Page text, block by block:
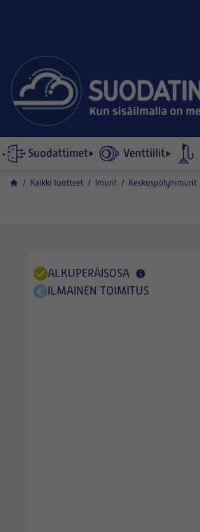
Suodattimet Venttiilit
/ Kaikki tuotteet / Imurit / Keskuspölynimurit
ALKUPERÄISOSA
ILMAINEN TOIMITUS